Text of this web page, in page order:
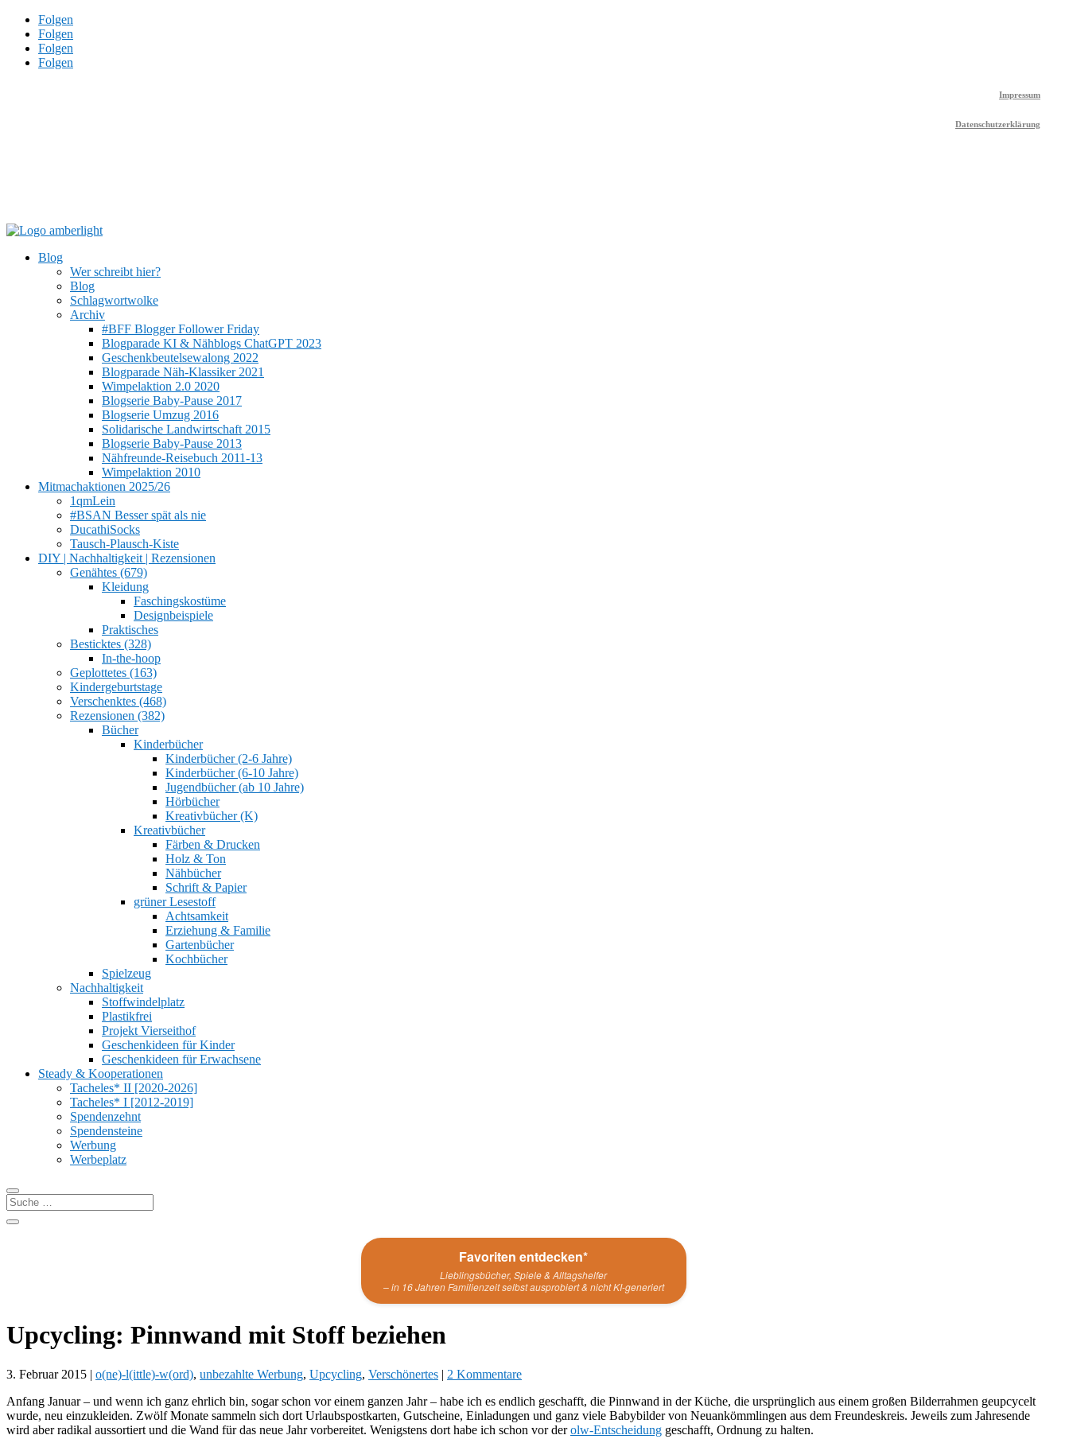
Folgen
Folgen
Folgen
Folgen
Impressum
Datenschutzerklärung
Blog
Wer schreibt hier?
Blog
Schlagwortwolke
Archiv
#BFF Blogger Follower Friday
Blogparade KI & Nähblogs ChatGPT 2023
Geschenkbeutelsewalong 2022
Blogparade Näh-Klassiker 2021
Wimpelaktion 2.0 2020
Blogserie Baby-Pause 2017
Blogserie Umzug 2016
Solidarische Landwirtschaft 2015
Blogserie Baby-Pause 2013
Nähfreunde-Reisebuch 2011-13
Wimpelaktion 2010
Mitmachaktionen 2025/26
1qmLein
#BSAN Besser spät als nie
DucathiSocks
Tausch-Plausch-Kiste
DIY | Nachhaltigkeit | Rezensionen
Genähtes (679)
Kleidung
Faschingskostüme
Designbeispiele
Praktisches
Besticktes (328)
In-the-hoop
Geplottetes (163)
Kindergeburtstage
Verschenktes (468)
Rezensionen (382)
Bücher
Kinderbücher
Kinderbücher (2-6 Jahre)
Kinderbücher (6-10 Jahre)
Jugendbücher (ab 10 Jahre)
Hörbücher
Kreativbücher (K)
Kreativbücher
Färben & Drucken
Holz & Ton
Nähbücher
Schrift & Papier
grüner Lesestoff
Achtsamkeit
Erziehung & Familie
Gartenbücher
Kochbücher
Spielzeug
Nachhaltigkeit
Stoffwindelplatz
Plastikfrei
Projekt Vierseithof
Geschenkideen für Kinder
Geschenkideen für Erwachsene
Steady & Kooperationen
Tacheles* II [2020-2026]
Tacheles* I [2012-2019]
Spendenzehnt
Spendensteine
Werbung
Werbeplatz
Favoriten entdecken*
Lieblingsbücher, Spiele & Alltagshelfer
– in 16 Jahren Familienzeit selbst ausprobiert & nicht KI-generiert
Upcycling: Pinnwand mit Stoff beziehen
3. Februar 2015 | o(ne)-l(ittle)-w(ord), unbezahlte Werbung, Upcycling, Verschönertes | 2 Kommentare
Anfang Januar – und wenn ich ganz ehrlich bin, sogar schon vor einem ganzen Jahr – habe ich es endlich geschafft, die Pinnwand in der Küche, die ursprünglich aus einem großen Bilderrahmen geupcycelt
wurde, neu einzukleiden. Zwölf Monate sammeln sich dort Urlaubspostkarten, Gutscheine, Einladungen und ganz viele Babybilder von Neuankömmlingen aus dem Freundeskreis. Jeweils zum Jahresende
wird aber radikal aussortiert und die Wand für das neue Jahr vorbereitet. Wenigstens dort habe ich schon vor derolw-Entscheidung geschafft, Ordnung zu halten.